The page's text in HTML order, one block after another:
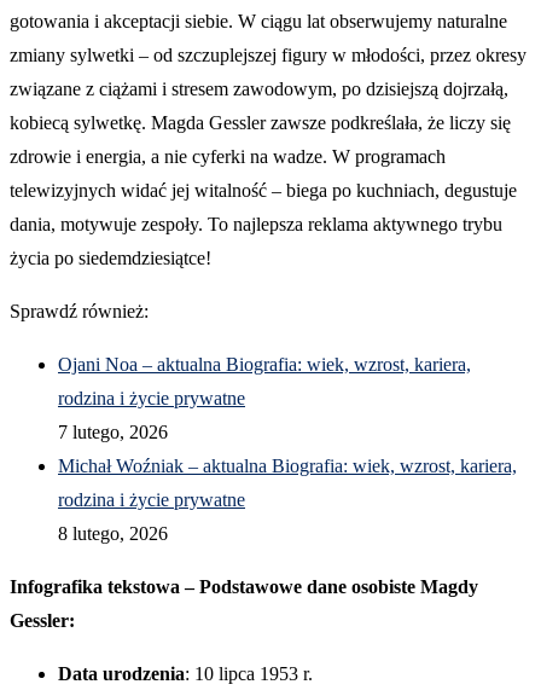
gotowania i akceptacji siebie. W ciągu lat obserwujemy naturalne
zmiany sylwetki – od szczuplejszej figury w młodości, przez okresy
związane z ciążami i stresem zawodowym, po dzisiejszą dojrzałą,
kobiecą sylwetkę. Magda Gessler zawsze podkreślała, że liczy się
zdrowie i energia, a nie cyferki na wadze. W programach
telewizyjnych widać jej witalność – biega po kuchniach, degustuje
dania, motywuje zespoły. To najlepsza reklama aktywnego trybu
życia po siedemdziesiątce!
Sprawdź również:
Ojani Noa – aktualna Biografia: wiek, wzrost, kariera,
rodzina i życie prywatne
7 lutego, 2026
Michał Woźniak – aktualna Biografia: wiek, wzrost, kariera,
rodzina i życie prywatne
8 lutego, 2026
Infografika tekstowa – Podstawowe dane osobiste Magdy
Gessler:
Data urodzenia: 10 lipca 1953 r.